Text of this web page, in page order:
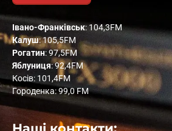
Івано-Франківськ: 104,3FM
Калуш: 105,5FM
Рогатин: 97,5FM
Яблуниця: 92,4FM
Косів: 101,4FM
Городенка: 99,0 FM